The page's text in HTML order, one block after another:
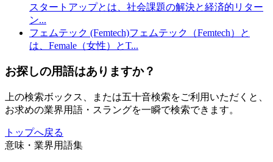
スタートアップとは、社会課題の解決と経済的リター
ン...
フェムテック (Femtech)フェムテック（Femtech）と
は、Female（女性）とT...
お探しの用語はありますか？
上の検索ボックス、または五十音検索をご利用いただくと、
お求めの業界用語・スラングを一瞬で検索できます。
トップへ戻る
意味・業界用語集